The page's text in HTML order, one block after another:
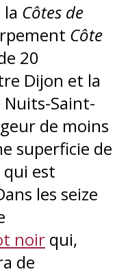
la Côtes de
Côte
20
Dijon et la
Saint-
de moins
superficie de
qui est
les seize
noir qui,
de